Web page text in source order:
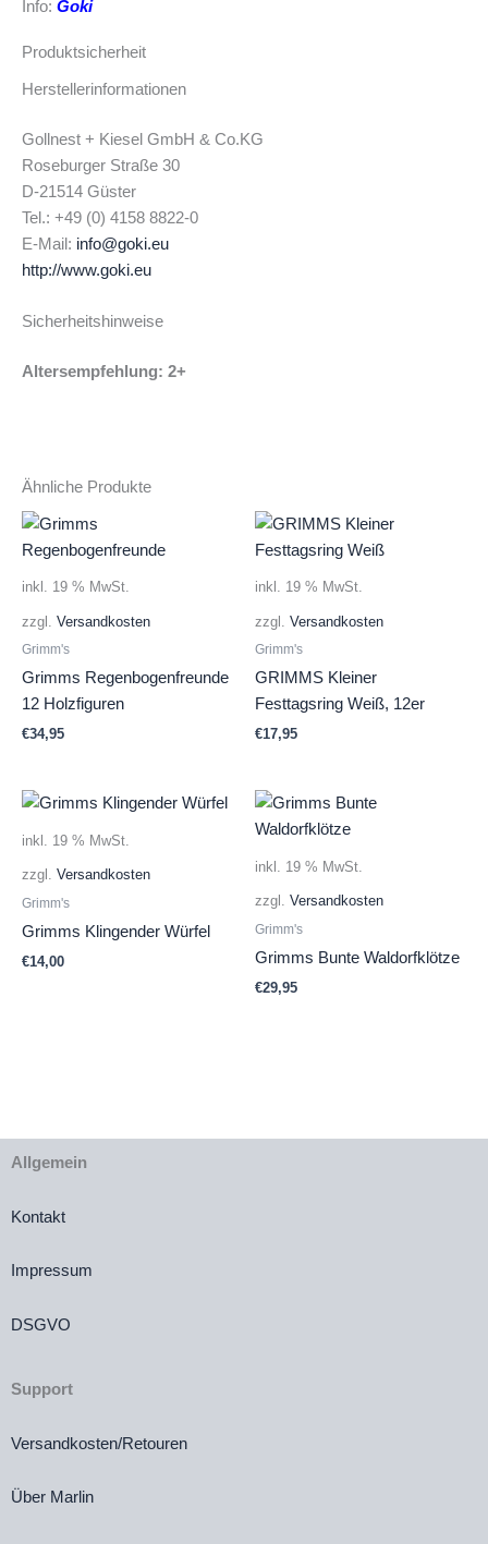
Info: Goki
Produktsicherheit
Herstellerinformationen
Gollnest + Kiesel GmbH & Co.KG
Roseburger Straße 30
D-21514 Güster
Tel.: +49 (0) 4158 8822-0
E-Mail: info@goki.eu
http://www.goki.eu
Sicherheitshinweise
Altersempfehlung: 2+
Ähnliche Produkte
inkl. 19 % MwSt.
zzgl. Versandkosten
Grimm's
Grimms Regenbogenfreunde
12 Holzfiguren
€34,95
inkl. 19 % MwSt.
zzgl. Versandkosten
Grimm's
GRIMMS Kleiner
Festtagsring Weiß, 12er
€17,95
inkl. 19 % MwSt.
zzgl. Versandkosten
Grimm's
Grimms Klingender Würfel
€14,00
inkl. 19 % MwSt.
zzgl. Versandkosten
Grimm's
Grimms Bunte Waldorfklötze
€29,95
Allgemein
Kontakt
Impressum
DSGVO
Support
Versandkosten/Retouren
Über Marlin